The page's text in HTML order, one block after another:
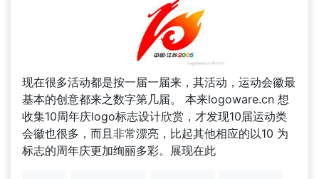
现在很多活动都是按一届一届来，其活动，运动会徽最
基本的创意都来之数字第几届。 本来logoware.cn 想
收集10周年庆logo标志设计欣赏，才发现10届运动类
会徽也很多，而且非常漂亮，比起其他相应的以10 为
标志的周年庆更加绚丽多彩。展现在此